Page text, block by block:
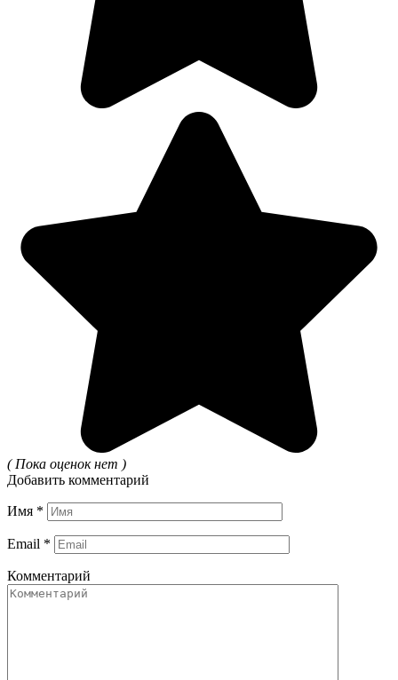
( Пока оценок нет )
Добавить комментарий
Имя *
Email *
Комментарий